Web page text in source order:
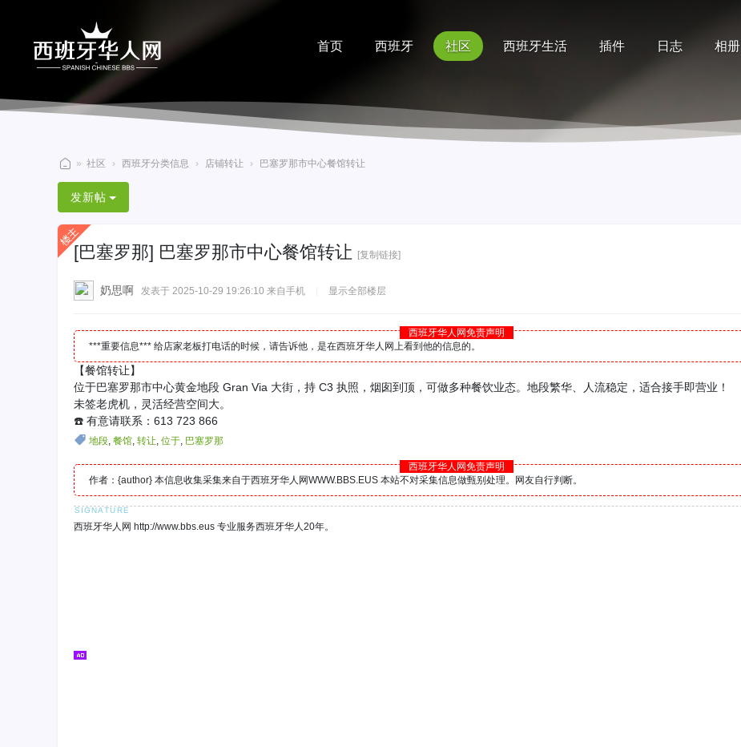
首页 西班牙 社区 西班牙生活 插件 日志 相册
西
班
牙
华
» 社区 › 西班牙分类信息 › 店铺转让 › 巴塞罗那市中心餐馆转让
发新帖
[巴塞罗那] 巴塞罗那市中心餐馆转让 [复制链接]
奶思啊 发表于 2025-10-29 19:26:10 来自手机 显示全部楼层
西班牙华人网免责声明
***重要信息*** 给店家老板打电话的时候，请告诉他，是在西班牙华人网上看到他的信息的。
【餐馆转让】
位于巴塞罗那市中心黄金地段 Gran Via 大街，持 C3 执照，烟囱到顶，可做多种餐饮业态。地段繁华、人流稳定，适合接手即营业！
未签老虎机，灵活经营空间大。
☎️ 有意请联系：613 723 866
地段, 餐馆, 转让, 位于, 巴塞罗那
西班牙华人网免责声明
作者：{author} 本信息收集采集来自于西班牙华人网WWW.BBS.EUS 本站不对采集信息做甄别处理。网友自行判断。
西班牙华人网 http://www.bbs.eus 专业服务西班牙华人20年。